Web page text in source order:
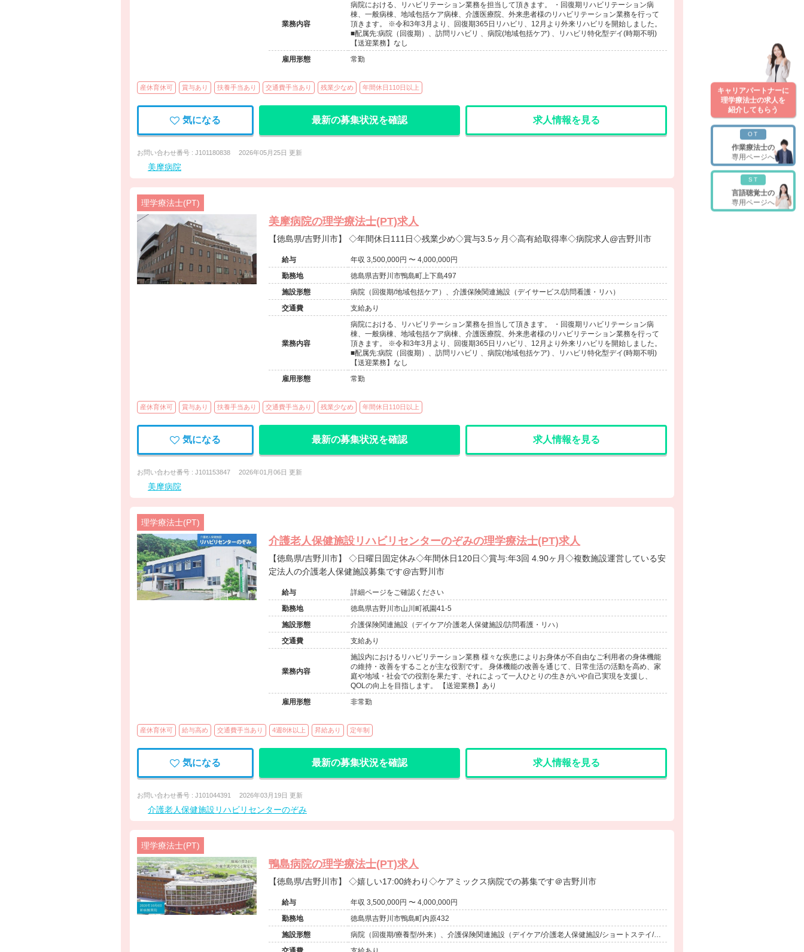
業務内容
病院における、リハビリテーション業務を担当して頂きます。 ・回復期リハビリテーション病
棟、一般病棟、地域包括ケア病棟、介護医療院、外来患者様のリハビリテーション業務を行って
頂きます。 ※令和3年3月より、回復期365日リハビリ、12月より外来リハビリを開始しました。
■配属先:病院（回復期）、訪問リハビリ 、病院(地域包括ケア) 、リハビリ特化型デイ(時期不明)
【送迎業務】なし
雇用形態
常勤
産休育休可 賞与あり 扶養手当あり 交通費手当あり 残業少なめ 年間休日110日以上
気になる 最新の募集状況を確認 求人情報を見る
お問い合わせ番号 : J101180838 2026年05月25日 更新
美摩病院
理学療法士(PT)
美摩病院の理学療法士(PT)求人
【徳島県/吉野川市】 ◇年間休日111日◇残業少め◇賞与3.5ヶ月◇高有給取得率◇病院求人@吉野川市
給与
年収 3,500,000円 〜 4,000,000円
勤務地
徳島県吉野川市鴨島町上下島497
施設形態
病院（回復期/地域包括ケア）、介護保険関連施設（デイサービス/訪問看護・リハ）
交通費
支給あり
業務内容
病院における、リハビリテーション業務を担当して頂きます。 ・回復期リハビリテーション病
棟、一般病棟、地域包括ケア病棟、介護医療院、外来患者様のリハビリテーション業務を行って
頂きます。 ※令和3年3月より、回復期365日リハビリ、12月より外来リハビリを開始しました。
■配属先:病院（回復期）、訪問リハビリ 、病院(地域包括ケア) 、リハビリ特化型デイ(時期不明)
【送迎業務】なし
雇用形態
常勤
産休育休可 賞与あり 扶養手当あり 交通費手当あり 残業少なめ 年間休日110日以上
気になる 最新の募集状況を確認 求人情報を見る
お問い合わせ番号 : J101153847 2026年01月06日 更新
美摩病院
理学療法士(PT)
介護老人保健施設リハビリセンターのぞみの理学療法士(PT)求人
【徳島県/吉野川市】 ◇日曜日固定休み◇年間休日120日◇賞与:年3回 4.90ヶ月◇複数施設運営している安
定法人の介護老人保健施設募集です@吉野川市
給与
詳細ページをご確認ください
勤務地
徳島県吉野川市山川町祇園41-5
施設形態
介護保険関連施設（デイケア/介護老人保健施設/訪問看護・リハ）
交通費
支給あり
業務内容
施設内におけるリハビリテーション業務 様々な疾患によりお身体が不自由なご利用者の身体機能
の維持・改善をすることが主な役割です。 身体機能の改善を通じて、日常生活の活動を高め、家
庭や地域・社会での役割を果たす、それによって一人ひとりの生きがいや自己実現を支援し、
QOLの向上を目指します。 【送迎業務】あり
雇用形態
非常勤
産休育休可 給与高め 交通費手当あり 4週8休以上 昇給あり 定年制
気になる 最新の募集状況を確認 求人情報を見る
お問い合わせ番号 : J101044391 2026年03月19日 更新
介護老人保健施設リハビリセンターのぞみ
理学療法士(PT)
鴨島病院の理学療法士(PT)求人
【徳島県/吉野川市】 ◇嬉しい17:00終わり◇ケアミックス病院での募集です＠吉野川市
給与
年収 3,500,000円 〜 4,000,000円
勤務地
徳島県吉野川市鴨島町内原432
施設形態
病院（回復期/療養型/外来）、介護保険関連施設（デイケア/介護老人保健施設/ショートステイ/訪
問看護・リハ）、その他（介護医療院）
キャリアパートナーに
理学療法士の求人を
紹介してもらう
OT
作業療法士の
専用ページへ
ST
言語聴覚士の
専用ページへ